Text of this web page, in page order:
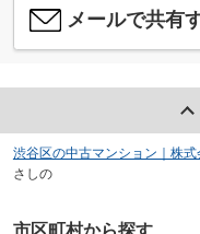
メールで共有
渋谷区の中古マンション｜株
さしの
市区町村から探す